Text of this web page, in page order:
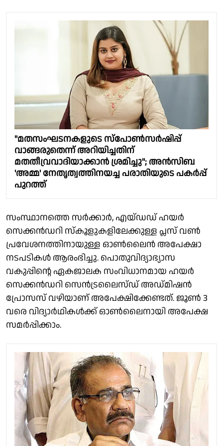
"മതസംഘടനകളുടെ സ്പോൺസർഷിപ്പ്
വാങ്ങരുതെന്ന് അറിയിച്ചതിന്
മതതീവ്രവാദിയാക്കാൻ ശ്രമിച്ചു"; അൻസിബ
'അമ്മ' നേതൃത്വത്തിനയച്ച പരാതിയുടെ പകർപ്പ്
പുറത്ത്
സംസ്ഥാനത്തെ സർക്കാർ, എയ്ഡഡ് ഹയർ
സെക്കൻഡറി സ്കൂളുകളിലേക്കുള്ള പ്ലസ് വൺ
പ്രവേശനത്തിനായുള്ള ഓൺലൈൻ അപേക്ഷാ
നടപടികൾ ആരംഭിച്ചു. പൊതുവിദ്യാഭ്യാസ
വകുപ്പിൻ്റെ ഏകജാലക സംവിധാനമായ ഹയർ
സെക്കൻഡറി സെൻട്രലൈസ്ഡ് അഡ്മിഷൻ
പ്രോസസ് വഴിയാണ് അപേക്ഷിക്കേണ്ടത്. ജൂൺ 3
വരെ വിദ്യാർഥികൾക്ക് ഓൺലൈനായി അപേക്ഷ
സമർപ്പിക്കാം.